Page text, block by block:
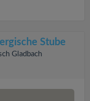
Stube
Gladbach